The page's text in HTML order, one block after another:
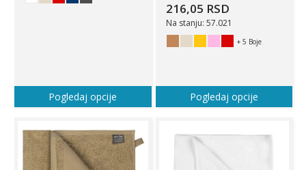
Pogledaj opcije
216,05 RSD
Na stanju: 57.021
+ 5 Boje
Pogledaj opcije